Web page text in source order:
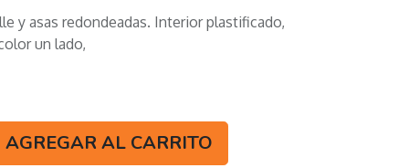
y asas redondeadas. Interior plastificado,
un lado,
AGREGAR AL CARRITO